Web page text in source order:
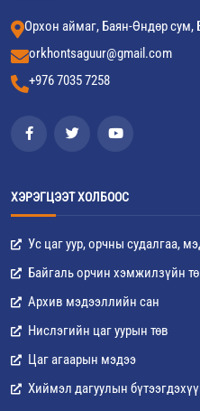
Орхон аймаг, Баян-Өндөр сум,
orkhontsaguur@gmail.com
+976 7035 7258
ХЭРЭГЦЭЭТ ХОЛБООС
Ус цаг уур, орчны судалгаа,
Байгаль орчин хэмжилзүйн
Архив мэдээллийн сан
Нислэгийн цаг уурын төв
Цаг агаарын мэдээ
Хиймэл дагуулын